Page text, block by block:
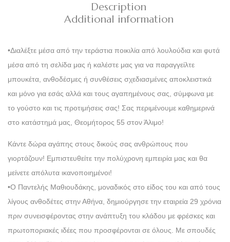
Description
Additional information
•Διαλέξτε μέσα από την τεράστια ποικιλία από λουλούδια και φυτά
μέσα από τη σελίδα μας ή καλέστε μας για να παραγγείλτε
μπουκέτα, ανθοδέσμες ή συνθέσεις σχεδιασμένες αποκλειστικά
και μόνο για εσάς αλλά και τους αγαπημένους σας, σύμφωνα με
το γούστο και τις προτιμήσεις σας! Σας περιμένουμε καθημερινά
στο κατάστημά μας, Θεομήτορος 55 στον Άλιμο!
Κάντε δώρα αγάπης στους δικούς σας ανθρώπους που
γιορτάζουν! Εμπιστευθείτε την πολύχρονη εμπειρία μας και θα
μείνετε απόλυτα ικανοποιημένοι!
•Ο Παντελής Μαθιουδάκης, μοναδικός στο είδος του και από τους
λίγους ανθοδέτες στην Αθήνα, δημιούργησε την εταιρεία 29 χρόνια
πριν συνεισφέροντας στην ανάπτυξη του κλάδου με φρέσκες και
πρωτοποριακές ιδέες που προσφέρονται σε όλους. Με σπουδές